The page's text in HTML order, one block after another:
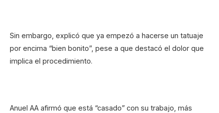
Sin embargo, explicó que ya empezó a hacerse un tatuaje
por encima “bien bonito”, pese a que destacó el dolor que
implica el procedimiento.
Anuel AA afirmó que está “casado” con su trabajo, más